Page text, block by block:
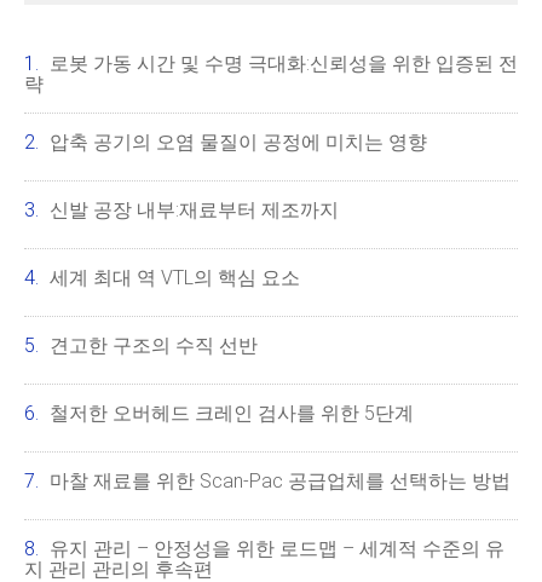
로봇 가동 시간 및 수명 극대화:신뢰성을 위한 입증된 전
략
압축 공기의 오염 물질이 공정에 미치는 영향
신발 공장 내부:재료부터 제조까지
세계 최대 역 VTL의 핵심 요소
견고한 구조의 수직 선반
철저한 오버헤드 크레인 검사를 위한 5단계
마찰 재료를 위한 Scan-Pac 공급업체를 선택하는 방법
유지 관리 – 안정성을 위한 로드맵 – 세계적 수준의 유
지 관리 관리의 후속편